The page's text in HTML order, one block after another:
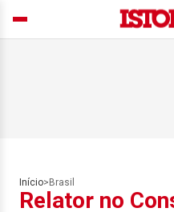
Início> Brasil
Relator no